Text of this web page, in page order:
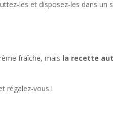
les et disposez-les dans un
fraîche, mais la recette
régalez-vous !